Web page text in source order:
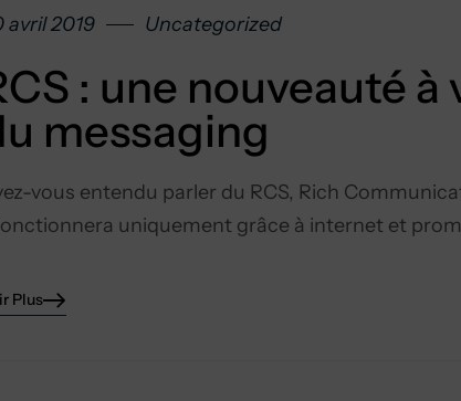
avril 2019 Uncategorized
: une nouveauté
messaging
vous entendu parler du RCS, Rich
uniquement grâce à internet et
Plus